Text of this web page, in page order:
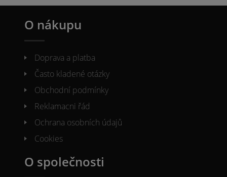
O nákupu
Doprava a platba
Často kladené otázky
Obchodní podmínky
Reklamacni řád
Ochrana osobních údajů
Cookies
O společnosti